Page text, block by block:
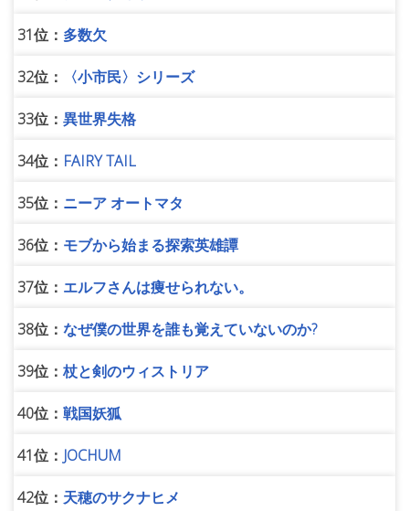
31位： 多数欠
32位： 〈小市民〉シリーズ
33位： 異世界失格
34位： FAIRY TAIL
35位： ニーア オートマタ
36位： モブから始まる探索英雄譚
37位： エルフさんは痩せられない。
38位： なぜ僕の世界を誰も覚えていないのか?
39位： 杖と剣のウィストリア
40位： 戦国妖狐
41位： JOCHUM
42位： 天穂のサクナヒメ